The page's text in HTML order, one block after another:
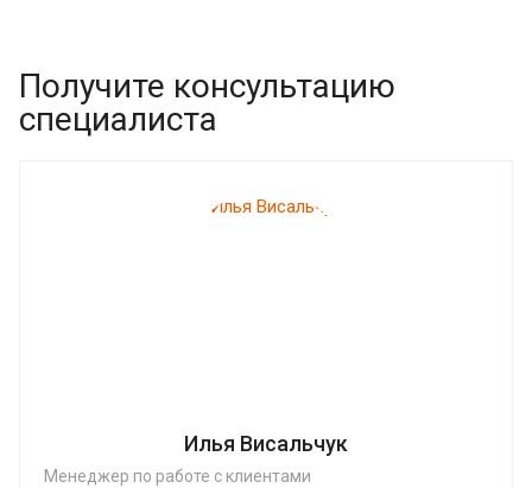
Получите консультацию
специалиста
Илья Висальчук
Менеджер по работе с клиентами